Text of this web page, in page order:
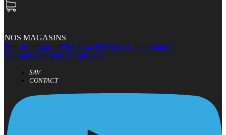
NOS MAGASINS
Tous les magasinsNice Cap 3000Nice CentreCannes
TourradesMarseille la Valentine
SAV
CONTACT